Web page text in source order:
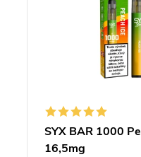
SYX BAR 1000
16,5mg